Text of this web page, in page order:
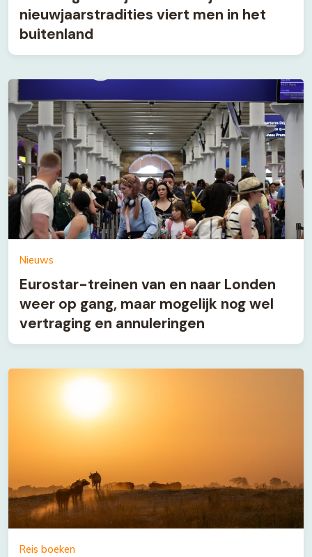
nieuwjaarstradities viert men in het
buitenland
Nieuws
Eurostar-treinen van en naar Londen
weer op gang, maar mogelijk nog wel
vertraging en annuleringen
Reis boeken